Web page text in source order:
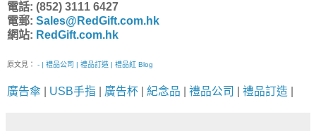
電話: (852) 3111 6427
電郵: Sales@RedGift.com.hk
網站: RedGift.com.hk
原文見： - | 禮品公司 | 禮品訂造 | 禮品紅 Blog
廣告傘 USB手指 廣告杯 紀念品 禮品公司 禮品訂造